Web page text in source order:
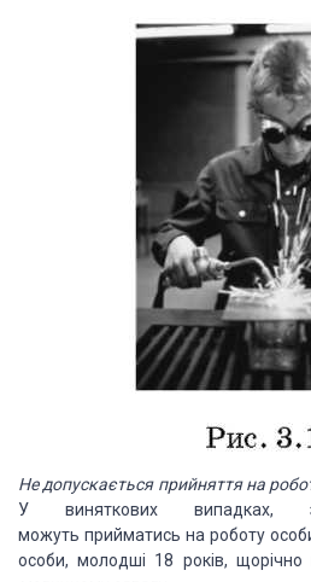
Не допускається прийняття на
У виняткових випадках,
можуть прийматись на роботу
особи, молодші 18 років, щорічно